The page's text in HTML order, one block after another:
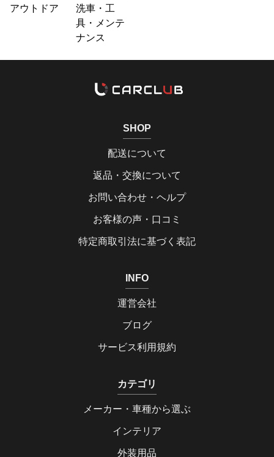
アウトドア
洗車・工
具・メンテ
ナンス
SHOP
配送について
返品・交換について
お問い合わせ・ヘルプ
お客様の声・口コミ
特定商取引法に基づく表記
INFO
運営会社
ブログ
サービス利用規約
カテゴリ
メーカー・車種から選ぶ
インテリア
外装用品